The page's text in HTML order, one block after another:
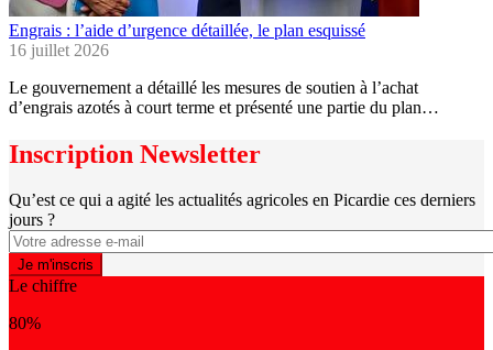
Engrais : l’aide d’urgence détaillée, le plan esquissé
16 juillet 2026
Le gouvernement a détaillé les mesures de soutien à l’achat
d’engrais azotés à court terme et présenté une partie du plan…
Inscription Newsletter
Qu’est ce qui a agité les actualités agricoles en Picardie ces derniers
jours ?
Le chiffre
80%